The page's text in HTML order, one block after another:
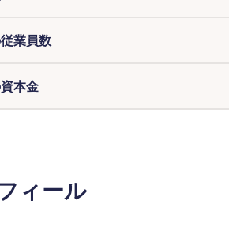
業員数
本金
ィール